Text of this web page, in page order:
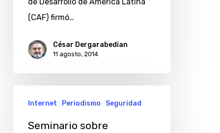
talentos
(CAF) firmó…
César Dergarabedian
11 agosto, 2014
sobre
seguridad
Internet Periodismo Seguridad
Seminario sobre